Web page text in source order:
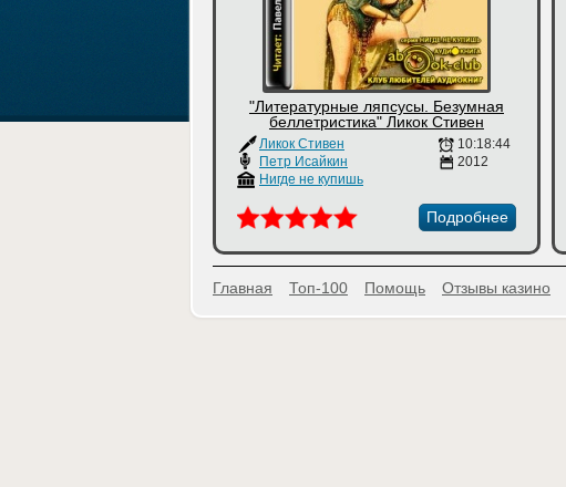
"Литературные ляпсусы. Безумная
беллетристика" Ликок Стивен
Ликок Стивен
Петр Исайкин
Нигде не купишь
10:18:44
2012
Подробнее
Главная Топ-100 Помощь Отзывы казино